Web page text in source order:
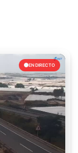
EN DIRECTO